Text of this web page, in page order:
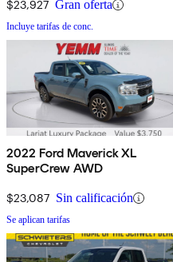
$23,927 Gran oferta
Incluye tarifas de conc.
2022 Ford Maverick XL
SuperCrew AWD
$23,087 Sin calificación
Se aplican tarifas